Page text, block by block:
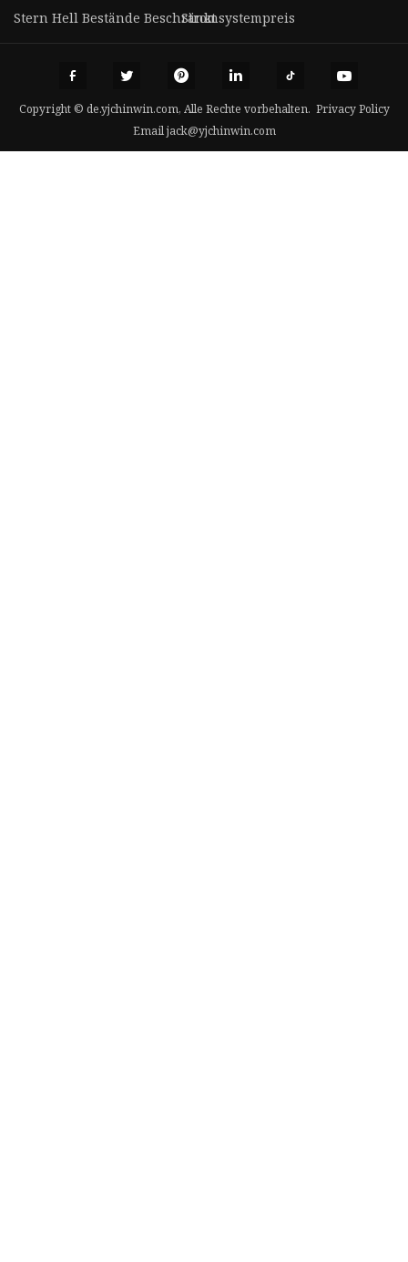
Stern Hell Bestände BeschränktStromsystempreis
Copyright © de.yjchinwin.com, Alle Rechte vorbehalten. Privacy Policy
Emailjack@yjchinwin.com